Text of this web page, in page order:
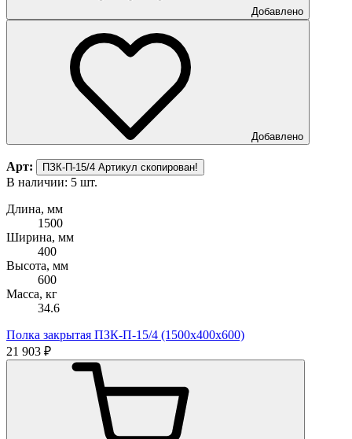
Добавлено
Добавлено
Арт: ПЗК-П-15/4 Артикул скопирован!
В наличии: 5 шт.
Длина, мм
1500
Ширина, мм
400
Высота, мм
600
Масса, кг
34.6
Полка закрытая ПЗК-П-15/4 (1500х400х600)
21 903 ₽